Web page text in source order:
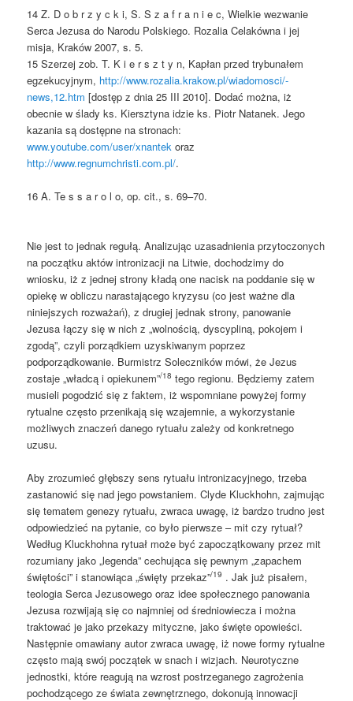
14 Z. D o b r z y c k i, S. S z a f r a n i e c, Wielkie wezwanie
Serca Jezusa do Narodu Polskiego. Rozalia Celakówna i jej
misja, Kraków 2007, s. 5.
15 Szerzej zob. T. K i e r s z t y n, Kapłan przed trybunałem
egzekucyjnym, http://www.rozalia.krakow.pl/wiadomosci/-
news,12.htm [dostęp z dnia 25 III 2010]. Dodać można, iż
obecnie w ślady ks. Kiersztyna idzie ks. Piotr Natanek. Jego
kazania są dostępne na stronach:
www.youtube.com/user/xnantek oraz
http://www.regnumchristi.com.pl/.
16 A. Te s s a r o l o, op. cit., s. 69–70.
Nie jest to jednak regułą. Analizując uzasadnienia przytoczonych
na początku aktów intronizacji na Litwie, dochodzimy do
wniosku, iż z jednej strony kładą one nacisk na poddanie się w
opiekę w obliczu narastającego kryzysu (co jest ważne dla
niniejszych rozważań), z drugiej jednak strony, panowanie
Jezusa łączy się w nich z „wolnością, dyscypliną, pokojem i
zgodą”, czyli porządkiem uzyskiwanym poprzez
podporządkowanie. Burmistrz Soleczników mówi, że Jezus
zostaje „władcą i opiekunem”/18 tego regionu. Będziemy zatem
musieli pogodzić się z faktem, iż wspomniane powyżej formy
rytualne często przenikają się wzajemnie, a wykorzystanie
możliwych znaczeń danego rytuału zależy od konkretnego
uzusu.
Aby zrozumieć głębszy sens rytuału intronizacyjnego, trzeba
zastanowić się nad jego powstaniem. Clyde Kluckhohn, zajmując
się tematem genezy rytuału, zwraca uwagę, iż bardzo trudno jest
odpowiedzieć na pytanie, co było pierwsze – mit czy rytuał?
Według Kluckhohna rytuał może być zapoczątkowany przez mit
rozumiany jako „legenda” cechująca się pewnym „zapachem
świętości” i stanowiąca „święty przekaz”/19 . Jak już pisałem,
teologia Serca Jezusowego oraz idee społecznego panowania
Jezusa rozwijają się co najmniej od średniowiecza i można
traktować je jako przekazy mityczne, jako święte opowieści.
Następnie omawiany autor zwraca uwagę, iż nowe formy rytualne
często mają swój początek w snach i wizjach. Neurotyczne
jednostki, które reagują na wzrost postrzeganego zagrożenia
pochodzącego ze świata zewnętrznego, dokonują innowacji